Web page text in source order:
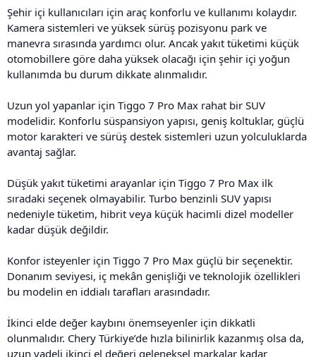
Şehir içi kullanıcıları için araç konforlu ve kullanımı kolaydır.
Kamera sistemleri ve yüksek sürüş pozisyonu park ve
manevra sırasında yardımcı olur. Ancak yakıt tüketimi küçük
otomobillere göre daha yüksek olacağı için şehir içi yoğun
kullanımda bu durum dikkate alınmalıdır.
Uzun yol yapanlar için Tiggo 7 Pro Max rahat bir SUV
modelidir. Konforlu süspansiyon yapısı, geniş koltuklar, güçlü
motor karakteri ve sürüş destek sistemleri uzun yolculuklarda
avantaj sağlar.
Düşük yakıt tüketimi arayanlar için Tiggo 7 Pro Max ilk
sıradaki seçenek olmayabilir. Turbo benzinli SUV yapısı
nedeniyle tüketim, hibrit veya küçük hacimli dizel modeller
kadar düşük değildir.
Konfor isteyenler için Tiggo 7 Pro Max güçlü bir seçenektir.
Donanım seviyesi, iç mekân genişliği ve teknolojik özellikleri
bu modelin en iddialı tarafları arasındadır.
İkinci elde değer kaybını önemseyenler için dikkatli
olunmalıdır. Chery Türkiye’de hızla bilinirlik kazanmış olsa da,
uzun vadeli ikinci el değeri geleneksel markalar kadar